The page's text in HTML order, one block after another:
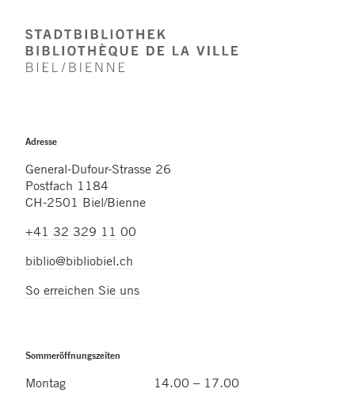
Footer
Adresse
General-Dufour-Strasse 26
Postfach 1184
CH-2501 Biel/Bienne
+41 32 329 11 00
biblio@bibliobiel.ch
So erreichen Sie uns
Sommeröffnungszeiten
Montag
14.00 – 17.00